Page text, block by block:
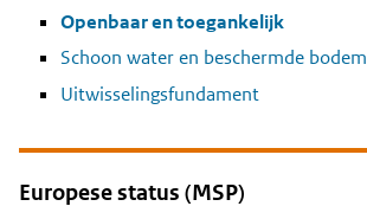
Openbaar en toegankelijk
Schoon water en beschermde bodem
Uitwisselingsfundament
Europese status (MSP)